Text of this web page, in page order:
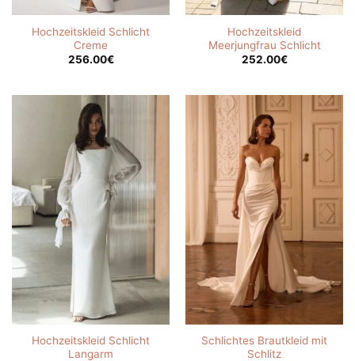
Hochzeitskleid Schlicht
Creme
256.00€
Hochzeitskleid
Meerjungfrau Schlicht
252.00€
Hochzeitskleid Schlicht
Langarm
Schlichtes Brautkleid mit
Schlitz